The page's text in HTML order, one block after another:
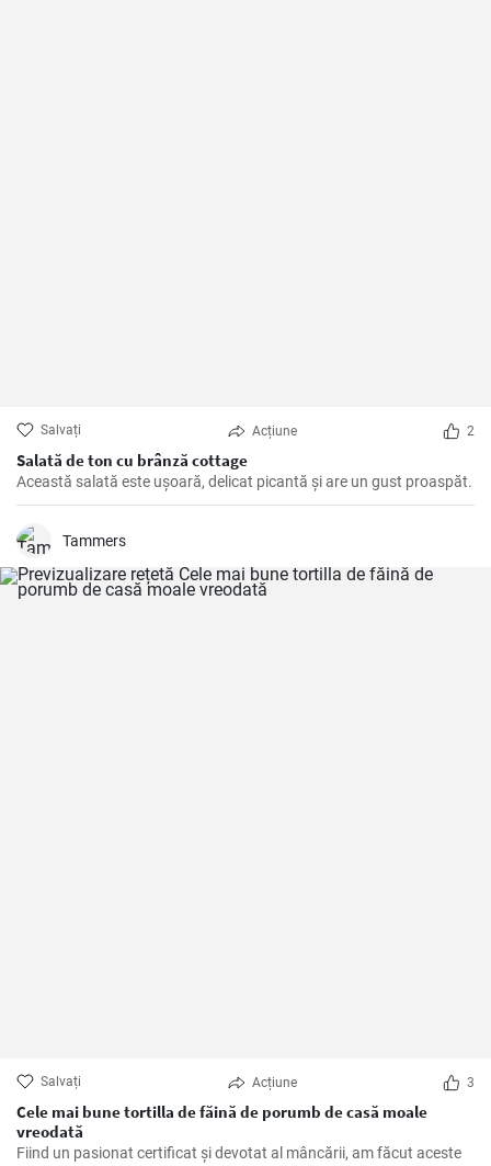
Salvați Acțiune 2
Salată de ton cu brânză cottage
Această salată este ușoară, delicat picantă și are un gust proaspăt.
Tammers
Salvați Acțiune 3
Cele mai bune tortilla de făină de porumb de casă moale
vreodată
Fiind un pasionat certificat și devotat al mâncării, am făcut aceste